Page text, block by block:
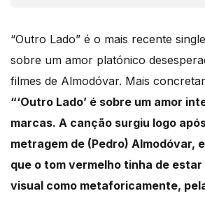
“Outro Lado” é o mais recente
sobre um amor platónico
filmes de Almodóvar. Mais
“‘Outro Lado’ é sobre um amor
marcas. A canção surgiu logo
metragem de (Pedro) Almodóvar,
que o tom vermelho tinha de
visual como metaforicamente,